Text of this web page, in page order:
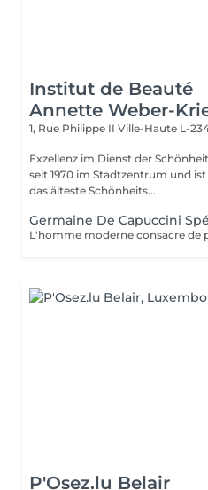
Institut de Beauté
Annette Weber-
1, Rue Philippe II Ville-Haute L-
Exzellenz im Dienst der Schönheit! Das Institut befindet
seit 1970 im Stadtzentrum und
das älteste Schönheits...
Germaine De Capuccini
P'Osez.lu Belair